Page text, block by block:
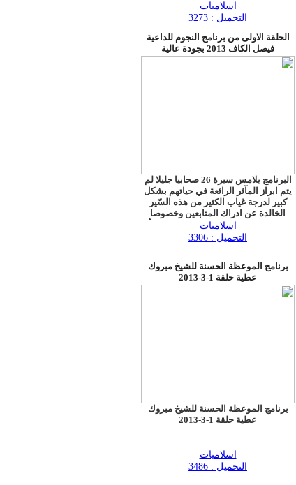
اسلاميات
التحميل : 3273
الحلقة الاولى من برنامج النجوم للداعية
فيصل الكاف 2013 بجودة عالية
البرنامج يلامس سيرة 26 صحابيا جليلا لم
يتم ابراز المآثر الرائعة في حياتهم بشكل
كبير لدرجة غياب الكثير من هذه السّير
الخالدة عن ادراك المتابعين وخصوصا
الشباب، وقد ذكر الداعية فيصل الكاف بأنه
يأمل أن يكون هذا العمل خالصا لوجه الله
موجها شكره لكل من دعم هذا العمل حتى
يظهر بشكله الاخير ، وقد تم ولأول مرة
تصوير البرنامج برؤية اخراج شبابية من
خلاف العادة في البرامج الدينية تم
الاعتماد على تضمين الحلقات لتقارير
تلفزيونية مصورة اسقطت مآثر شخصيات
الحديث.
اسلاميات
التحميل : 3306
برنامج الموعظة الحسنة للشيخ مبروك
عطية حلقة 1-3-2013
برنامج الموعظة الحسنة للشيخ مبروك
عطية حلقة 1-3-2013
اسلاميات
التحميل : 3486